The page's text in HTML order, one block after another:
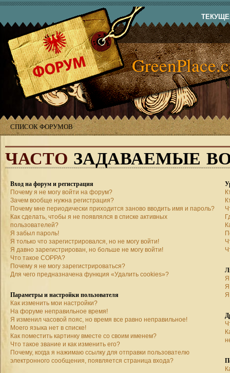
СПИСОК ФОРУМОВ
ЧАСТО ЗАДАВАЕМЫЕ
Вход на форум и регистрация
Почему я не могу войти на форум?
Зачем вообще нужна регистрация?
Почему мне периодически приходится заново вводить имя и пароль?
Как сделать, чтобы я не появлялся в списке активных
пользователей?
Я забыл пароль!
Я только что зарегистрировался, но не могу войти!
Я давно зарегистрирован, но больше не могу войти!
Что такое COPPA?
Почему я не могу зарегистрироваться?
Для чего предназначена функция «Удалить cookies»?
Параметры и настройки пользователя
Как изменить мои настройки?
На форуме неправильное время!
Я изменил часовой пояс, но время все равно неправильное!
Моего языка нет в списке!
Как поместить картинку вместе со своим именем?
Что такое звание и как изменить его?
Почему, когда я нажимаю ссылку для отправки пользователю
электронного сообщения, появляется страница входа?
Я
Я
Я